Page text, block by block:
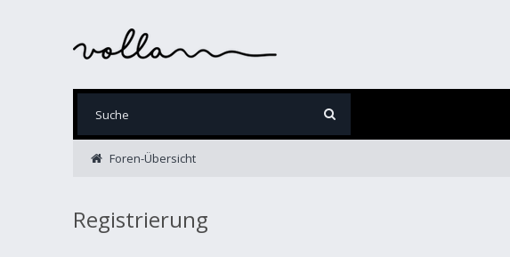
Foren-Übersicht
Registrierung